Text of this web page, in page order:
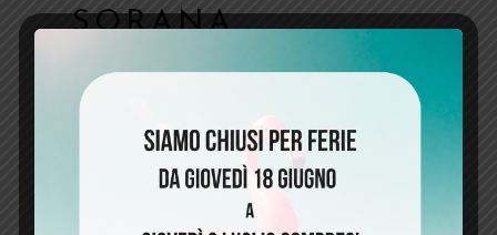
SORANA
“SelezioneZioLorenz” Qualità selezionata
direttamente dallo chef, un piacere assoluto
per il tuo palato!